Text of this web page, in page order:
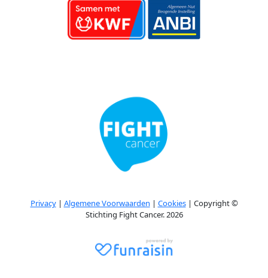
Privacy| Algemene Voorwaarden | Cookies| Copyright ©
Stichting Fight Cancer. 2026